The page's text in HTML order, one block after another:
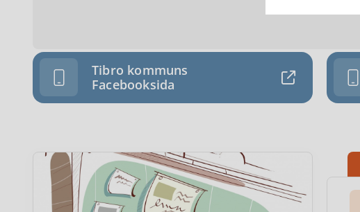
Tibro kommuns
Facebooksida